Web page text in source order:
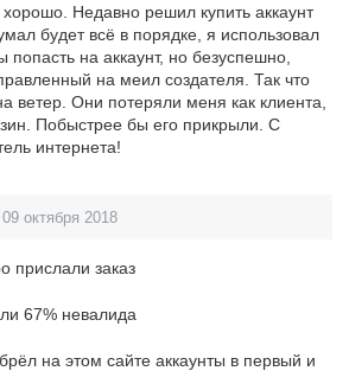
Недавно решил купить аккаунт
будет всё в порядке, я использовал
попасть на аккаунт, но безуспешно,
на меил создателя. Так что
ветер. Они потеряли меня как клиента,
Побыстрее бы его прикрыли. С
интернета!
октября 2018
прислали заказ
67% невалида
на этом сайте аккаунты в первый и